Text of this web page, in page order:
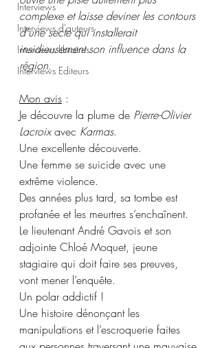
Interviews
Interviews d'auteurs
Interviews libraires
Interviews Editeurs
complexe et laisse deviner les contours
d'une secte qui installerait
insidieusement son influence dans la
région.
Mon avis :
Je découvre la plume de Pierre-Olivier
Lacroix avec Karmas.
Une excellente découverte.
Une femme se suicide avec une
extrême violence.
Des années plus tard, sa tombe est
profanée et les meurtres s’enchaînent.
Le lieutenant André Gavois et son
adjointe Chloé Moquet, jeune
stagiaire qui doit faire ses preuves,
vont mener l’enquête.
Un polar addictif !
Une histoire dénonçant les
manipulations et l’escroquerie faites